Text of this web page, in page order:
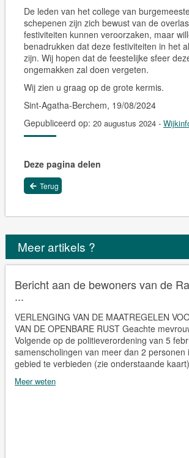
De leden van het college van
schepenen zijn zich bewust van de
festiviteiten kunnen veroorzaken, maar
benadrukken dat deze festiviteiten in het
zijn. Wij hopen dat de feestelijke sfeer
ongemakken zal doen vergeten.
Wij zien u graag op de grote kermis.
Sint-Agatha-Berchem, 19/08/2024
Gepubliceerd op: 20 augustus 2024 -
Deze pagina delen
Terug
Meer artikels ?
Bericht aan de bewoners van de
...
VERLENGING VAN DE MAATREGELEN
VAN DE OPENBARE RUST Geachte
Volgende op de politieverordening van 5
samenscholingen van meer dan 2 personen
gebied te verbieden (zie onderstaande
Meer weten